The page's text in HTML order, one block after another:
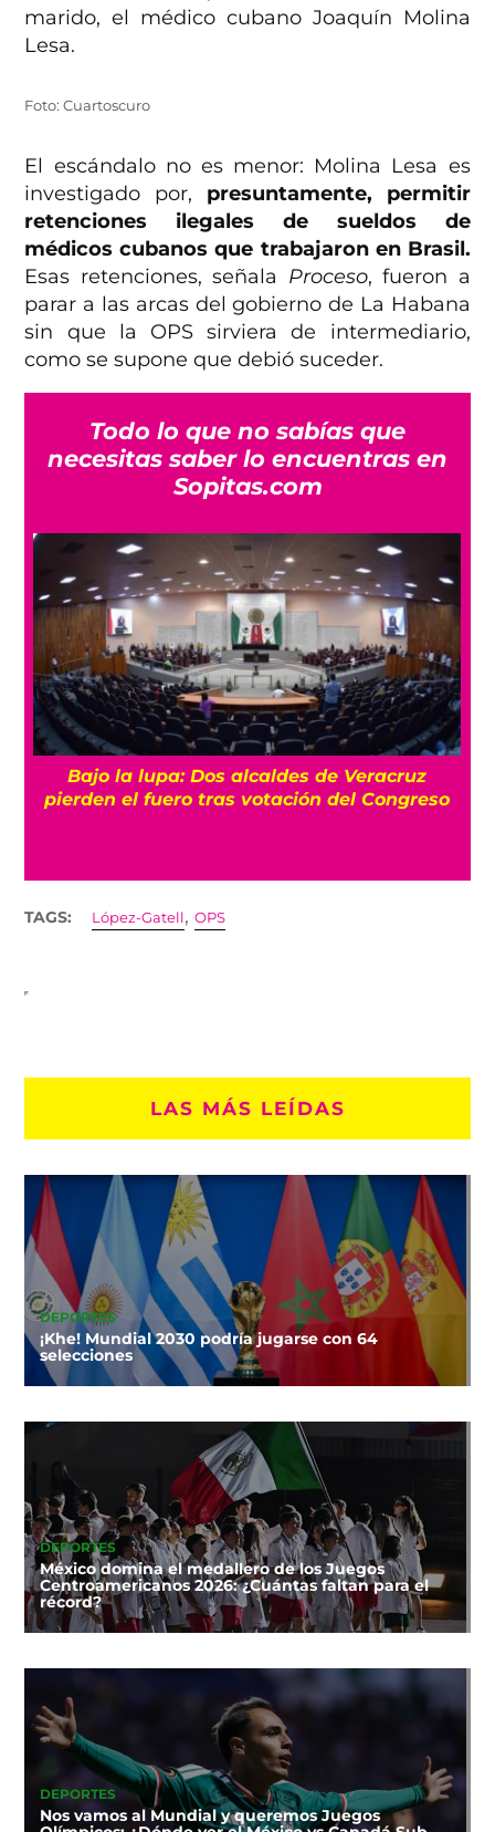
marido, el médico cubano Joaquín Molina
Lesa.
Foto: Cuartoscuro
El escándalo no es menor: Molina Lesa es
investigado por, presuntamente, permitir
retenciones ilegales de sueldos de
médicos cubanos que trabajaron en Brasil.
Esas retenciones, señala Proceso, fueron a
parar a las arcas del gobierno de La Habana
sin que la OPS sirviera de intermediario,
como se supone que debió suceder.
Todo lo que no sabías que
necesitas saber lo encuentras en
Sopitas.com
Bajo la lupa: Dos alcaldes de Veracruz
pierden el fuero tras votación del Congreso
TAGS: López-Gatell ,OPS
LAS MÁS LEÍDAS
DEPORTES
¡Khe! Mundial 2030 podría jugarse con 64
selecciones
DEPORTES
México domina el medallero de los Juegos
Centroamericanos 2026: ¿Cuántas faltan para el
récord?
DEPORTES
Nos vamos al Mundial y queremos Juegos